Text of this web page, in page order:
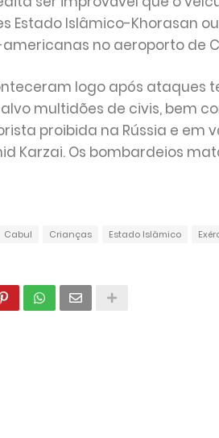
Estado Islâmico-Khorasan
no aeroporto de
logo após ataques
multidões de civis, bem
proibida na Rússia e em
Karzai. Os bombardeios
Cabul Crianças Estado Islâmico